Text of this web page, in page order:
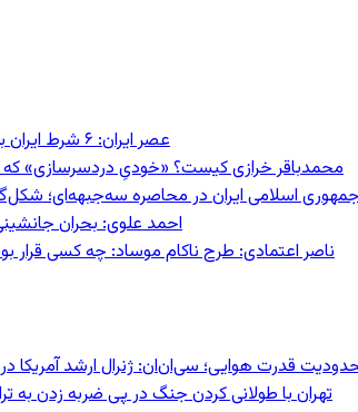
عصر ایران: ۶ شرط ایران برای بازگشایی تنگه هرمز اعلام شد
محمدباقر خرازی کیست؟ «خودیِ دردسرسازی» که
اسلامی ایران در محاصره سه‌جبهه‌ای؛
احمد علوی: بحران
ناصر اعتمادی: طرح ناکام موساد: چه کسی قرار
قدرت هوایی؛ سی‌ان‌ان: ژنرال ارشد آمریکا
تهران با طولانی کردن جنگ در پی ضربه زدن به